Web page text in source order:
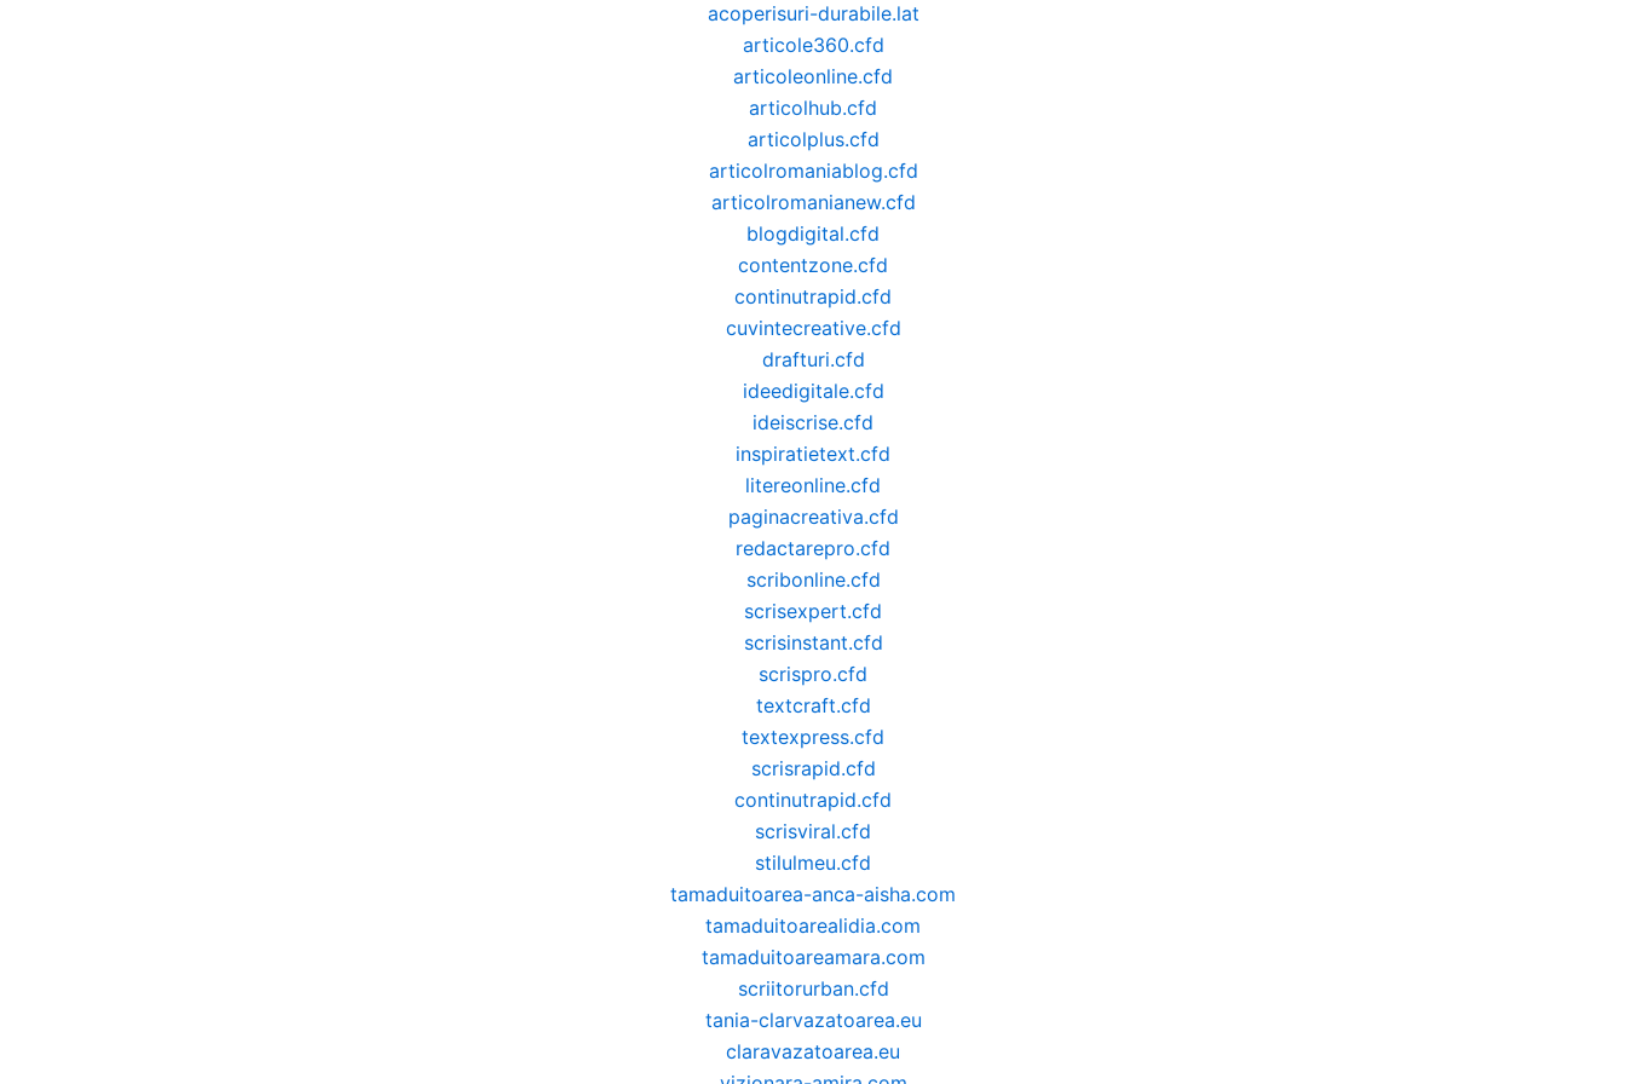
acoperisuri-durabile.lat
articole360.cfd
articoleonline.cfd
articolhub.cfd
articolplus.cfd
articolromaniablog.cfd
articolromanianew.cfd
blogdigital.cfd
contentzone.cfd
continutrapid.cfd
cuvintecreative.cfd
drafturi.cfd
ideedigitale.cfd
ideiscrise.cfd
inspiratietext.cfd
litereonline.cfd
paginacreativa.cfd
redactarepro.cfd
scribonline.cfd
scrisexpert.cfd
scrisinstant.cfd
scrispro.cfd
textcraft.cfd
textexpress.cfd
scrisrapid.cfd
continutrapid.cfd
scrisviral.cfd
stilulmeu.cfd
tamaduitoarea-anca-aisha.com
tamaduitoarealidia.com
tamaduitoareamara.com
scriitorurban.cfd
tania-clarvazatoarea.eu
claravazatoarea.eu